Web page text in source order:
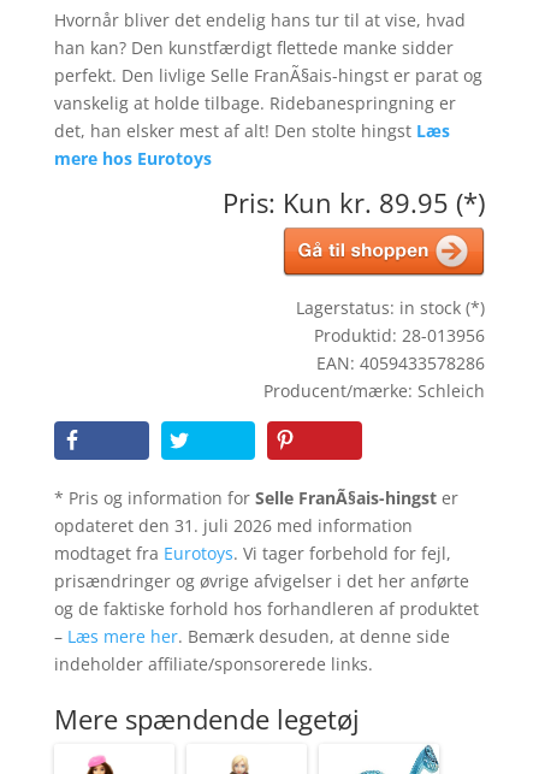
Hvornår bliver det endelig hans tur til at vise, hvad
han kan? Den kunstfærdigt flettede manke sidder
perfekt. Den livlige Selle FranÃ§ais-hingst er parat og
vanskelig at holde tilbage. Ridebanespringning er
det, han elsker mest af alt! Den stolte hingst Læs
mere hos Eurotoys
Pris: Kun kr. 89.95 (*)
Lagerstatus: in stock (*)
Produktid: 28-013956
EAN: 4059433578286
Producent/mærke: Schleich
* Pris og information for Selle FranÃ§ais-hingster
opdateret den 31. juli 2026 med information
modtaget fra Eurotoys. Vi tager forbehold for fejl,
prisændringer og øvrige afvigelser i det her anførte
og de faktiske forhold hos forhandleren af produktet
– Læs mere her. Bemærk desuden, at denne side
indeholder affiliate/sponsorerede links.
Mere spændende legetøj